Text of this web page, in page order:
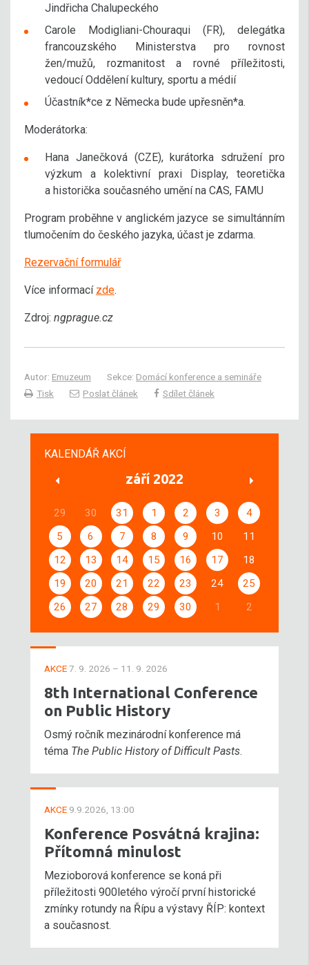
Jindřicha Chalupeckého
Carole Modigliani-Chouraqui (FR), delegátka
francouzského Ministerstva pro rovnost
žen/mužů, rozmanitost a rovné příležitosti,
vedoucí Oddělení kultury, sportu a médií
Účastník*ce z Německa bude upřesněn*a.
Moderátorka:
Hana Janečková (CZE), kurátorka sdružení pro
výzkum a kolektivní praxi Display, teoretička
a historička současného umění na CAS, FAMU
Program proběhne v anglickém jazyce se simultánním
tlumočením do českého jazyka, účast je zdarma.
Rezervační formulář
Více informací zde.
Zdroj: ngprague.cz
Autor: Emuzeum Sekce: Domácí konference a semináře
Tisk
Poslat článek Sdílet článek
KALENDÁŘ AKCÍ
září 2022
29 30 31 1 2 3
4
5
6 7 8 9 10
11
12
13 14 15 16 17
18
19
20 21 22 23 24
25
26
27 28 29 30 1 2
AKCE7. 9. 2026 – 11. 9. 2026
8th International Conference
on Public History
Osmý ročník mezinárodní konference má
téma The Public History of Difficult Pasts.
AKCE 9.9.2026, 13:00
Konference Posvátná krajina:
Přítomná minulost
Mezioborová konference se koná při
příležitosti 900letého výročí první historické
zmínky rotundy na Řípu a výstavy ŘÍP: kontext
a současnost.